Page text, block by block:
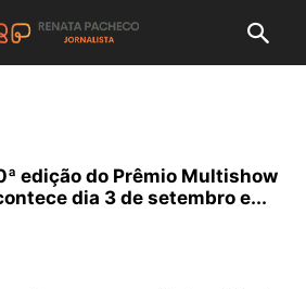
edição do Prêmio Multishow
dia 3 de setembro e...